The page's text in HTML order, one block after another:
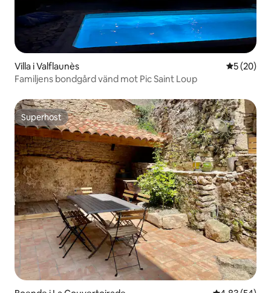
Villa i Valflaunès 5 av 5 i
5 (20)
Familjens bondgård vänd mot Pic Saint Loup
Superhost
Superhost